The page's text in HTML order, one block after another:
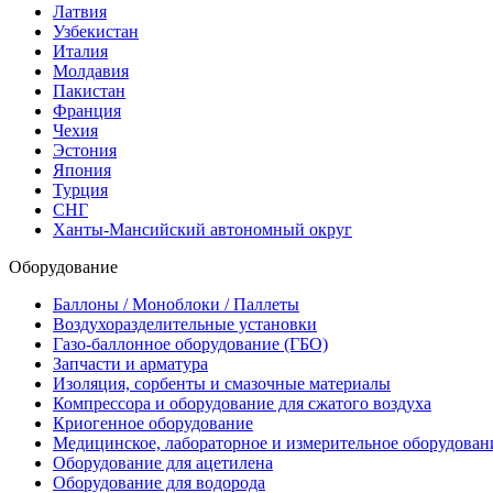
Латвия
Узбекистан
Италия
Молдавия
Пакистан
Франция
Чехия
Эстония
Япония
Турция
СНГ
Ханты-Мансийский автономный округ
Оборудование
Баллоны / Моноблоки / Паллеты
Воздухоразделительные установки
Газо-баллонное оборудование (ГБО)
Запчасти и арматура
Изоляция, сорбенты и смазочные материалы
Компрессора и оборудование для сжатого воздуха
Криогенное оборудование
Медицинское, лабораторное и измерительное
Оборудование для ацетилена
Оборудование для водорода